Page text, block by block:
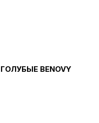
BENOVY